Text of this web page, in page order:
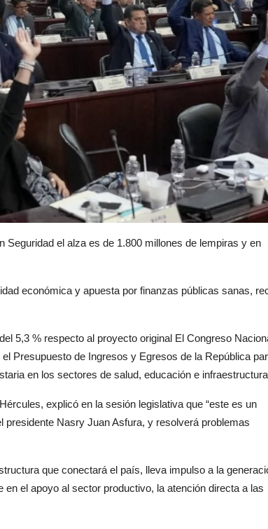
el alza es de 1.800 millones de lempiras y en
económica y apuesta por finanzas públicas sanas,
5,3 % respecto al proyecto original El Congreso
Presupuesto de Ingresos y Egresos de la República
en los sectores de salud, educación e
explicó en la sesión legislativa que “este es un
presidente Nasry Juan Asfura, y resolverá problemas
que conectará el país, lleva impulso a la
el apoyo al sector productivo, la atención directa a las